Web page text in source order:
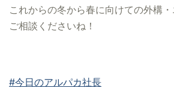
これからの冬から春に向けての外構
ご相談くださいね！
#今日のアルパカ社長